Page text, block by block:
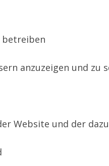
betreiben
anzuzeigen und zu
Website und der